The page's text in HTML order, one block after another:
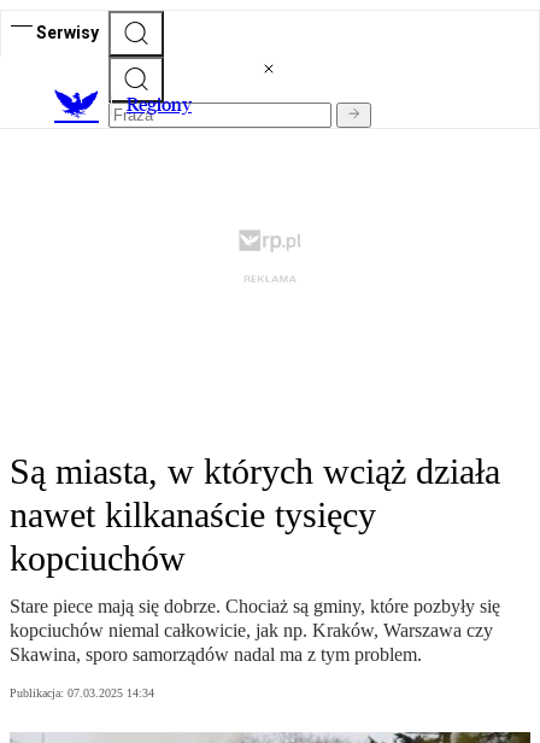
Serwisy
Regiony
Są miasta, w których wciąż działa
nawet kilkanaście tysięcy
kopciuchów
Stare piece mają się dobrze. Chociaż są gminy, które pozbyły się
kopciuchów niemal całkowicie, jak np. Kraków, Warszawa czy
Skawina, sporo samorządów nadal ma z tym problem.
Publikacja: 07.03.2025 14:34